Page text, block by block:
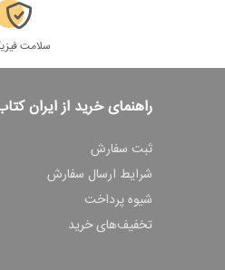
سلامت
راهنمای خرید از ایران
ثبت سفارش
شرایط ارسال سفارش
شیوه پرداخت
تخفیف‌های خرید